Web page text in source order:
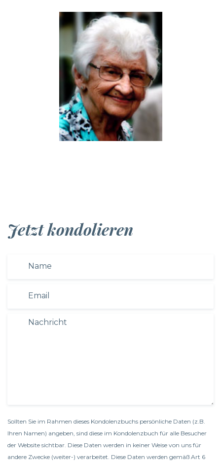
Jetzt kondolieren
Sollten Sie im Rahmen dieses Kondolenzbuchs persönliche Daten (z.B.
Ihren Namen) angeben, sind diese im Kondolenzbuch für alle Besucher
der Website sichtbar. Diese Daten werden in keiner Weise von uns für
andere Zwecke (weiter-) verarbeitet. Diese Daten werden gemäß Art 6